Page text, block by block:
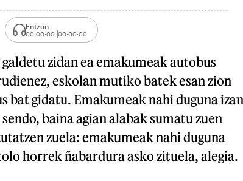
Entzun
00:00:00 00:00:00
zidan ea emakumeak autobus
eskolan mutiko batek esan zion
bat gidatu. Emakumeak nahi duguna izan
baina agian alabak sumatu zuen
zuela: emakumeak nahi duguna
horrek ñabardura asko zituela, alegia.